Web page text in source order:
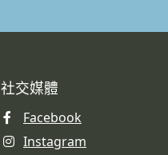
社交媒體
Facebook
Instagram